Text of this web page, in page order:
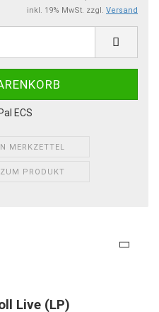
inkl. 19% MwSt. zzgl. Versand
MERKZETTEL
ZUM PRODUKT
Live (LP)